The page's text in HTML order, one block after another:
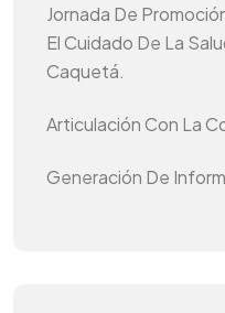
Jornada De
El Cuidado De La
Caquetá.
Articulación Con La
Generación De